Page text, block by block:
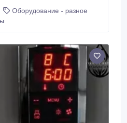
силам украсить турецкий
клиентов. Она
краями.
Оборудование - разное